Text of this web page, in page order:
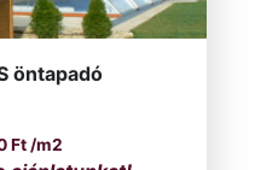
öntapadó
Ft/m2